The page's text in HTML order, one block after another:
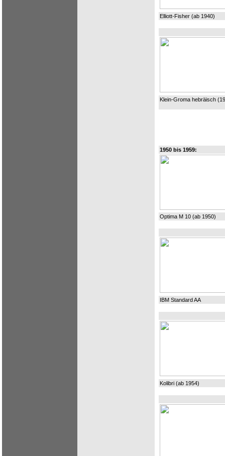
Elliott-Fisher (ab 1940)
Klein-Groma hebräisch
1950 bis 1959:
Optima M 10 (ab 1950)
IBM Standard AA
Kolibri (ab 1954)